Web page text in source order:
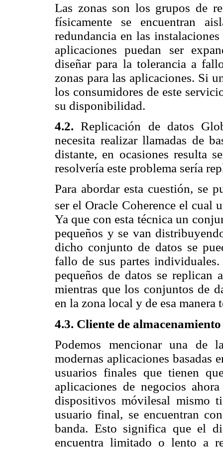
Las zonas son los grupos de
físicamente se encuentran
redundancia en las
aplicaciones puedan ser
diseñar para la tolerancia a
zonas para las aplicaciones. Si
los consumidores de este
su disponibilidad.
4.2. Replicación de datos
necesita realizar llamadas de
distante, en ocasiones resulta
resolvería este problema sería
Para abordar esta cuestión, se
ser el Oracle Coherence el cual
Ya que con esta técnica un
pequeños y se van
dicho conjunto de datos se
fallo de sus partes
pequeños de datos se replican
mientras que los conjuntos de
en la zona local y de esa manera
4.3. Cliente de almacenamiento
Podemos mencionar una de
modernas aplicaciones basadas
usuarios finales que tienen
aplicaciones de negocios
dispositivos móvilesal mismo
usuario final, se encuentran
banda. Esto significa que el
encuentra limitado o lento a